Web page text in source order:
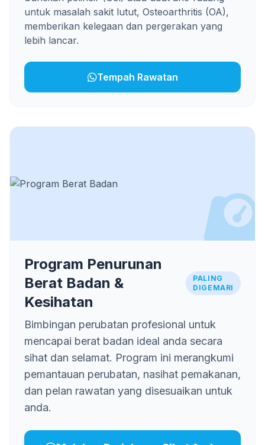
untuk masalah sakit lutut, Osteoarthritis (OA),
memberikan kelegaan dan pergerakan yang
lebih lancar.
Tempah Rawatan
Program Penurunan
Berat Badan &
Kesihatan
PALING
DIGEMARI
Bimbingan perubatan profesional untuk
mencapai berat badan ideal anda secara
sihat dan selamat. Program ini merangkumi
pemantauan perubatan, nasihat pemakanan,
dan pelan rawatan yang disesuaikan untuk
anda.